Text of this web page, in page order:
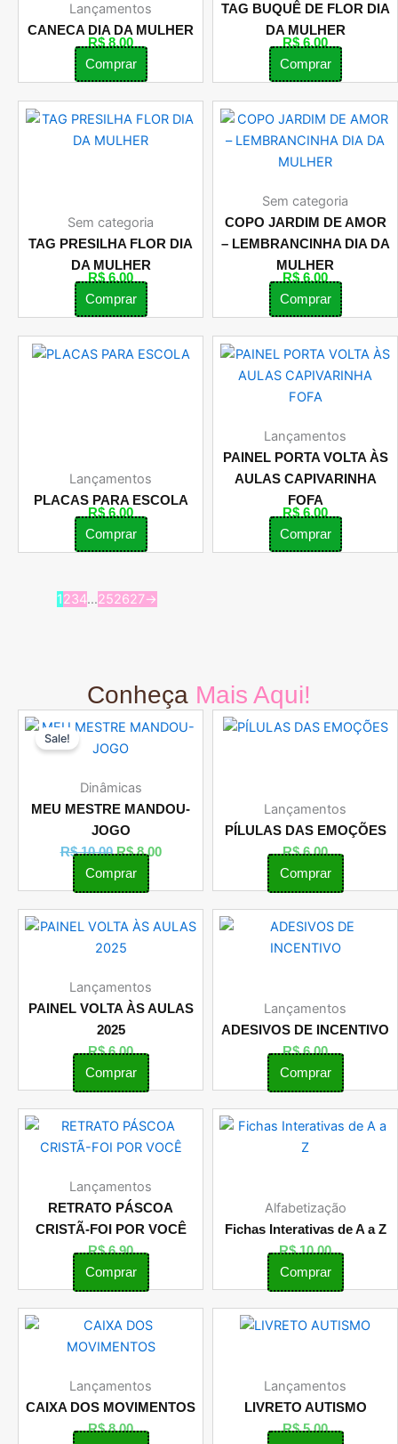
Lançamentos
CANECA DIA DA MULHER
R$ 8,00
Comprar
TAG BUQUÊ DE FLOR DIA
DA MULHER
R$ 6,00
Comprar
Sem categoria
TAG PRESILHA FLOR DIA
DA MULHER
R$ 6,00
Comprar
Sem categoria
COPO JARDIM DE AMOR
– LEMBRANCINHA DIA DA
MULHER
R$ 6,00
Comprar
Lançamentos
PLACAS PARA ESCOLA
R$ 6,00
Comprar
Lançamentos
PAINEL PORTA VOLTA ÀS
AULAS CAPIVARINHA
FOFA
R$ 6,00
Comprar
1234…252627→
Conheça Mais Aqui!
Sale!
Dinâmicas
MEU MESTRE MANDOU-
JOGO
R$10,00
O
preço
era:
R$ 10,00.
R$8,00
O
R$ 8,00.
Comprar
Lançamentos
PÍLULAS DAS EMOÇÕES
R$6,00
Comprar
Lançamentos
PAINEL VOLTA ÀS AULAS
2025
R$6,00
Comprar
Lançamentos
ADESIVOS DE INCENTIVO
R$6,00
Comprar
Lançamentos
RETRATO PÁSCOA
CRISTÃ-FOI POR VOCÊ
R$6,90
Comprar
Alfabetização
Fichas Interativas de A a Z
R$10,00
Comprar
Lançamentos
CAIXA DOS MOVIMENTOS
R$8,00
Lançamentos
LIVRETO AUTISMO
R$5,00